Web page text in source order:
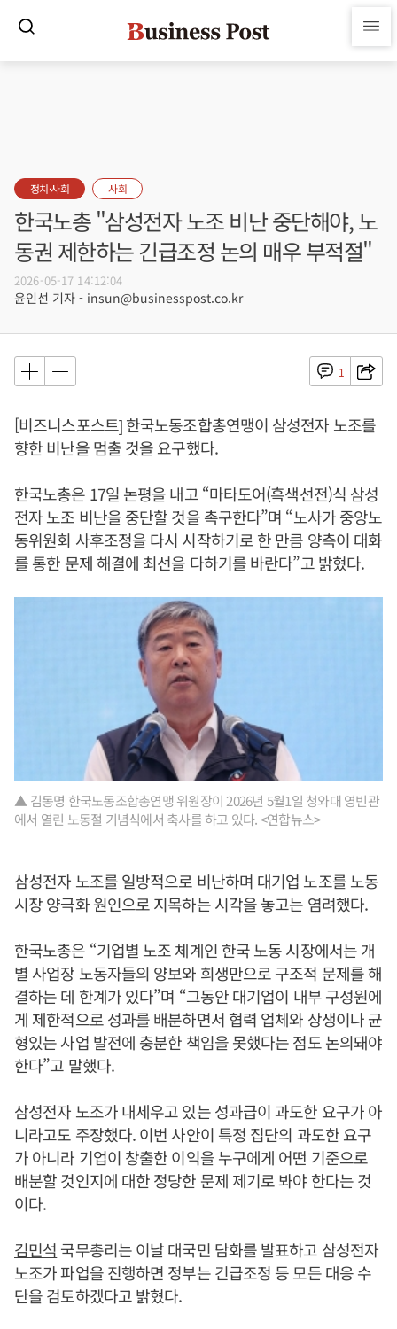
정치·사회 사회
한국노총 "삼성전자 노조 비난 중단해야, 노
동권 제한하는 긴급조정 논의 매우 부적절"
2026-05-17 14:12:04
윤인선 기자 - insun@businesspost.co.kr
1
[비즈니스포스트] 한국노동조합총연맹이 삼성전자 노조를
향한 비난을 멈출 것을 요구했다.
한국노총은 17일 논평을 내고 “마타도어(흑색선전)식 삼성
전자 노조 비난을 중단할 것을 촉구한다”며 “노사가 중앙노
동위원회 사후조정을 다시 시작하기로 한 만큼 양측이 대화
를 통한 문제 해결에 최선을 다하기를 바란다”고 밝혔다.
▲ 김동명 한국노동조합총연맹 위원장이 2026년 5월1일 청와대 영빈관
에서 열린 노동절 기념식에서 축사를 하고 있다. <연합뉴스>
삼성전자 노조를 일방적으로 비난하며 대기업 노조를 노동
시장 양극화 원인으로 지목하는 시각을 놓고는 염려했다.
한국노총은 “기업별 노조 체계인 한국 노동 시장에서는 개
별 사업장 노동자들의 양보와 희생만으로 구조적 문제를 해
결하는 데 한계가 있다”며 “그동안 대기업이 내부 구성원에
게 제한적으로 성과를 배분하면서 협력 업체와 상생이나 균
형있는 사업 발전에 충분한 책임을 못했다는 점도 논의돼야
한다”고 말했다.
삼성전자 노조가 내세우고 있는 성과급이 과도한 요구가 아
니라고도 주장했다. 이번 사안이 특정 집단의 과도한 요구
가 아니라 기업이 창출한 이익을 누구에게 어떤 기준으로
배분할 것인지에 대한 정당한 문제 제기로 봐야 한다는 것
이다.
김민석 국무총리는 이날 대국민 담화를 발표하고 삼성전자
노조가 파업을 진행하면 정부는 긴급조정 등 모든 대응 수
단을 검토하겠다고 밝혔다.